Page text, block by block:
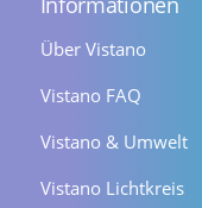
Über Vistano
Vistano FAQ
Vistano & Umwelt
Vistano Lichtkreis